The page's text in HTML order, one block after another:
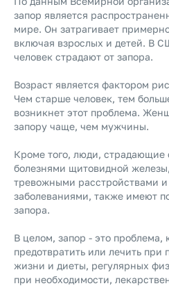
запор является
мире. Он затрагивает
включая взрослых и детей. В
человек страдают от запора.
Возраст является фактором
Чем старше человек, тем
возникнет этот проблема.
запору чаще, чем мужчины.
Кроме того, люди,
болезнями щитовидной
тревожными расстройствами
заболеваниями, также имеют
запора.
В целом, запор - это проблема,
предотвратить или лечить
жизни и диеты, регулярных
при необходимости,